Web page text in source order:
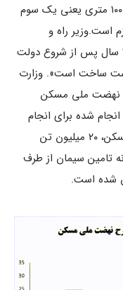
تن سیمان برای سفت‌کاری ۳۵۰ هزار خانه ۱۰۰ متری یعنی یک سوم
است.وزیر راه و
شهرسازی مهرداد بذرپاش هفته گذشته ۲.۵ سال پس از شروع دولت
در دست ساخت است». وزارت
نهضت ملی مسکن
شده برای انجام
تعهد سال گذشته دولت در حوزه ساخت مسکن، ۲۰ میلیون تن
تامین سیمان از طرف